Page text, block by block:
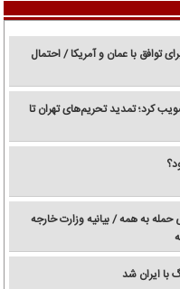
توافق با عمان و آمریکا / احتمال
کرد؛ تمدید تحریم‌های تهران تا
به همه / بیانیه وزارت خارجه
با ایران شد